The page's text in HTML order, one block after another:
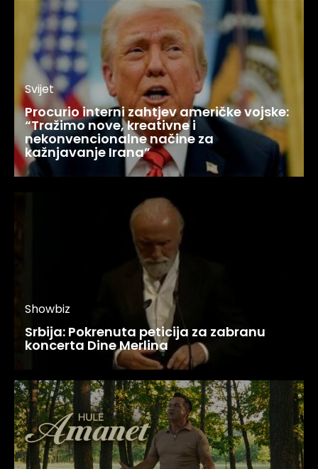
Svijet
Procurio interni zahtjev američke vojske:
“Tražimo nove, kreativne i
nekonvencionalne načine za
kažnjavanje Irana”
Showbiz
Srbija: Pokrenuta peticija za zabranu
koncerta Dine Merlina